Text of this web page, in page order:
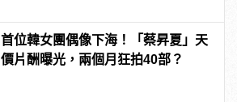
首位韓女團偶像下海！「蔡昇夏」天
價片酬曝光，兩個月狂拍40部？